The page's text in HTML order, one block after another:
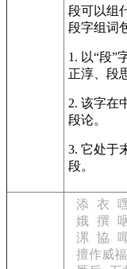
段可以组
段字组词
1. 以“段”
正淳、段
2. 该字在
段论。
3. 它处于
段。
添 衣
娥 撰 咽
漯
協
擅作威福